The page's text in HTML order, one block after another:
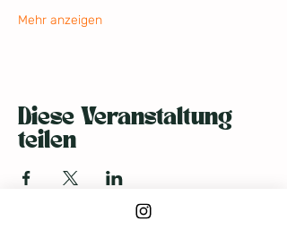
Mehr anzeigen
Diese Veranstaltung
teilen